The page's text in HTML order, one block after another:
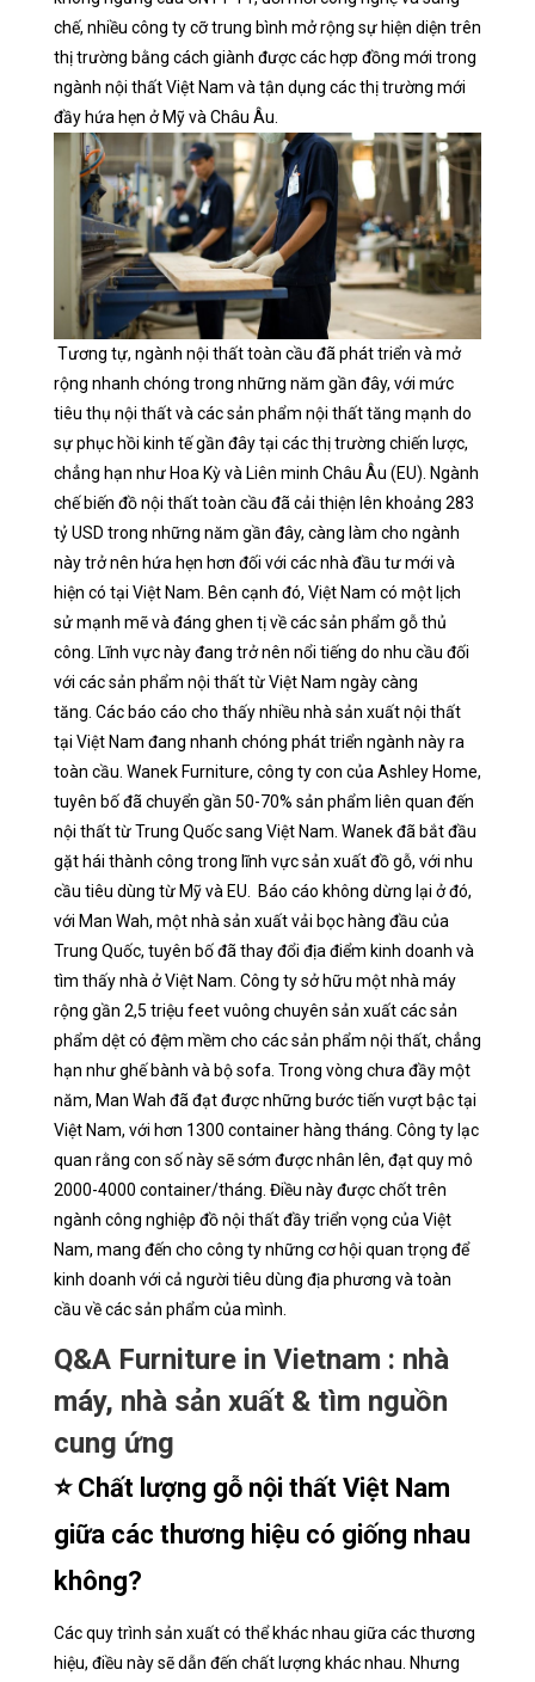
chế, nhiều công ty cỡ trung bình mở rộng sự hiện diện trên
thị trường bằng cách giành được các hợp đồng mới trong
ngành nội thất Việt Nam và tận dụng các thị trường mới
đầy hứa hẹn ở Mỹ và Châu Âu.
Tương tự, ngành nội thất toàn cầu đã phát triển và mở
rộng nhanh chóng trong những năm gần đây, với mức
tiêu thụ nội thất và các sản phẩm nội thất tăng mạnh do
sự phục hồi kinh tế gần đây tại các thị trường chiến lược,
chẳng hạn như Hoa Kỳ và Liên minh Châu Âu (EU). Ngành
chế biến đồ nội thất toàn cầu đã cải thiện lên khoảng 283
tỷ USD trong những năm gần đây, càng làm cho ngành
này trở nên hứa hẹn hơn đối với các nhà đầu tư mới và
hiện có tại Việt Nam. Bên cạnh đó, Việt Nam có một lịch
sử mạnh mẽ và đáng ghen tị về các sản phẩm gỗ thủ
công. Lĩnh vực này đang trở nên nổi tiếng do nhu cầu đối
với các sản phẩm nội thất từ ​​Việt Nam ngày càng
tăng. Các báo cáo cho thấy nhiều nhà sản xuất nội thất
tại Việt Nam đang nhanh chóng phát triển ngành này ra
toàn cầu. Wanek Furniture, công ty con của Ashley Home,
tuyên bố đã chuyển gần 50-70% sản phẩm liên quan đến
nội thất từ ​​Trung Quốc sang Việt Nam. Wanek đã bắt đầu
gặt hái thành công trong lĩnh vực sản xuất đồ gỗ, với nhu
cầu tiêu dùng từ Mỹ và EU.
Báo cáo không dừng lại ở đó,
với Man Wah, một nhà sản xuất vải bọc hàng đầu của
Trung Quốc, tuyên bố đã thay đổi địa điểm kinh doanh và
tìm thấy nhà ở Việt Nam. Công ty sở hữu một nhà máy
rộng gần 2,5 triệu feet vuông chuyên sản xuất các sản
phẩm dệt có đệm mềm cho các sản phẩm nội thất, chẳng
hạn như ghế bành và bộ sofa. Trong vòng chưa đầy một
năm, Man Wah đã đạt được những bước tiến vượt bậc tại
Việt Nam, với hơn 1300 container hàng tháng. Công ty lạc
quan rằng con số này sẽ sớm được nhân lên, đạt quy mô
2000-4000 container/tháng. Điều này được chốt trên
ngành công nghiệp đồ nội thất đầy triển vọng của Việt
Nam, mang đến cho công ty những cơ hội quan trọng để
kinh doanh với cả người tiêu dùng địa phương và toàn
cầu về các sản phẩm của mình.
Q&A Furniture in Vietnam : nhà
máy, nhà sản xuất & tìm nguồn
cung ứng
⭐ Chất lượng gỗ nội thất Việt Nam
giữa các thương hiệu có giống nhau
không?
Các quy trình sản xuất có thể khác nhau giữa các thương
hiệu, điều này sẽ dẫn đến chất lượng khác nhau. Nhưng